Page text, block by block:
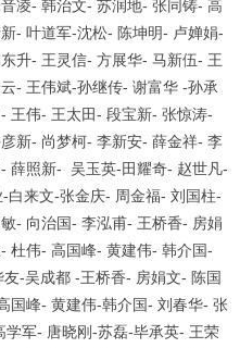
凌- 韩治文- 苏润地- 张同铸- 高
- 叶道军-沈松- 陈坤明- 卢婵娟-
升- 王灵信- 方展华- 马新伍- 王
- 王伟斌-孙继传- 谢富华 -孙承
- 王伟- 王太田- 段宝新- 张惊涛-
新- 尚梦柯- 李新安- 薛金祥- 李
- 薛照新- 吴玉英-田耀奇- 赵世凡-
-白来文-张金庆- 周金福- 刘国柱-
- 向治国- 李泓甫- 王桥香- 房娟
- 杜伟- 高国峰- 黄建伟- 韩介国-
友-吴成都 -王桥香- 房娟文- 陈国
国峰- 黄建伟-韩介国- 刘春华- 张
学军- 唐晓刚-苏磊-毕承英- 王荣